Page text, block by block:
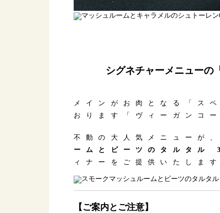
シグネチャーメニューの
メインがお肉となる「ス
おります「ヴィーガンコ
不動の大人気メニューが
ームとビーツのタルタ
ィナーをご提供いたしま
【ご案内とご注意】